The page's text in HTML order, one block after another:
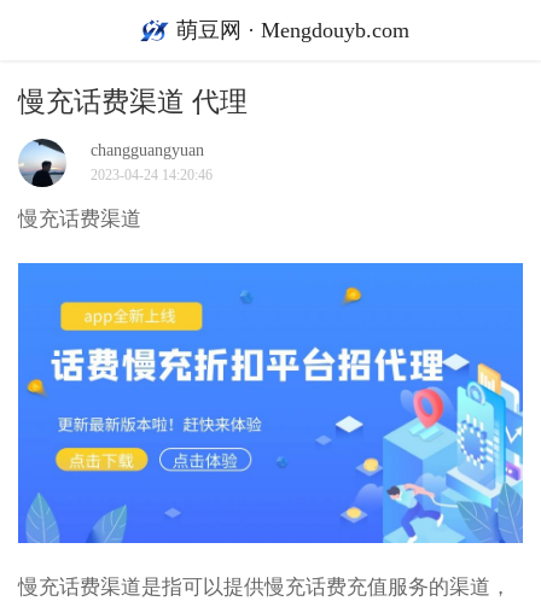
萌豆网 · Mengdouyb.com
慢充话费渠道 代理
changguangyuan
2023-04-24 14:20:46
慢充话费渠道
慢充话费渠道是指可以提供慢充话费充值服务的渠道，